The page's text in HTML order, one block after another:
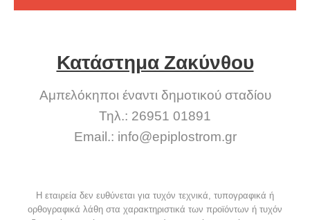
Κατάστημα Ζακύνθου
Αμπελόκηποι έναντι δημοτικού σταδίου
Τηλ.: 26951 01891
Email.: info@epiplostrom.gr
Η εταιρεία δεν ευθύνεται για τυχόν τεχνικά, τυπογραφικά ή
ορθογραφικά λάθη στα χαρακτηριστικά των προϊόντων ή τυχόν